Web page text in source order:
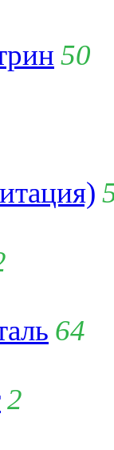
50
64
2